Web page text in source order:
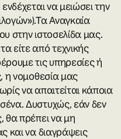
να μειώσει την
Αναγκαία
στην ιστοσελίδα μας.
είτε από τεχνικής
τις υπηρεσίες ή
η νομοθεσία μας
να απαιτείται κάποια
Δυστυχώς, εάν δεν
θα πρέπει να μη
και να διαγράψεις